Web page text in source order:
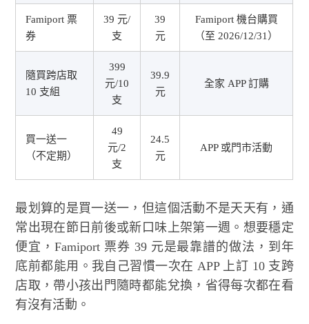
Famiport 票
券
39 元/
支
39
元
Famiport 機台購買
（至 2026/12/31）
隨買跨店取
10 支組
399
元/10
支
39.9
元
全家 APP 訂購
買一送一
（不定期）
49
元/2
支
24.5
元
APP 或門市活動
最划算的是買一送一，但這個活動不是天天有，通
常出現在節日前後或新口味上架第一週。想要穩定
便宜，Famiport 票券 39 元是最靠譜的做法，到年
底前都能用。我自己習慣一次在 APP 上訂 10 支跨
店取，帶小孩出門隨時都能兌換，省得每次都在看
有沒有活動。